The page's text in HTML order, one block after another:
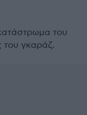
του
του γκαράζ.